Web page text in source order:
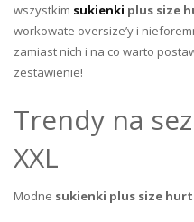
wszystkim sukienki plus size
workowate oversize’y i
zamiast nich i na co warto
zestawienie!
Trendy na
XXL
Modne sukienki plus size